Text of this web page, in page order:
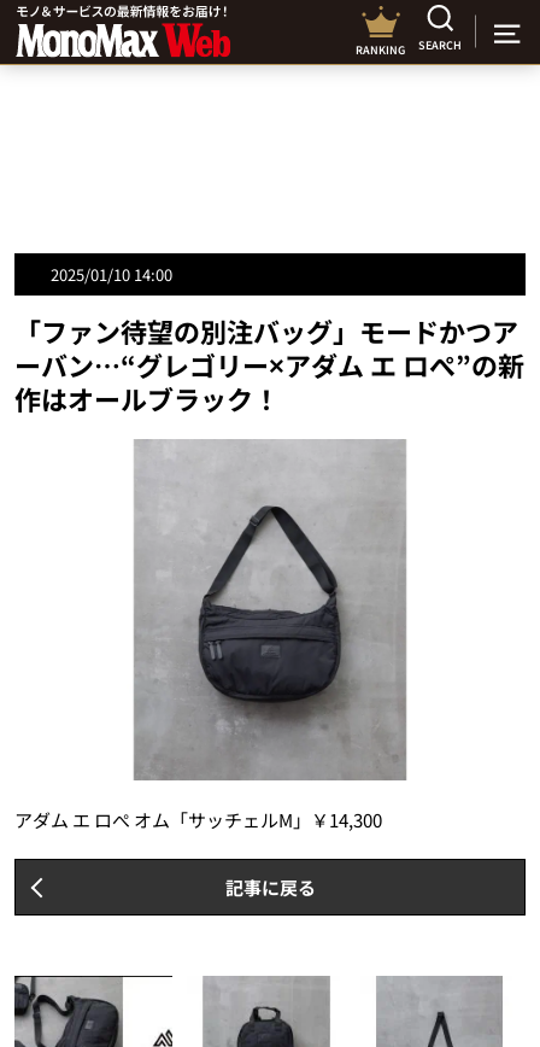
RANKING SEARCH
2025/01/10 14:00
「ファン待望の別注バッグ」モードかつア
ーバン…“グレゴリー×アダム エ ロぺ”の新
作はオールブラック！
アダム エ ロぺ オム「サッチェルM」￥14,300
記事に戻る